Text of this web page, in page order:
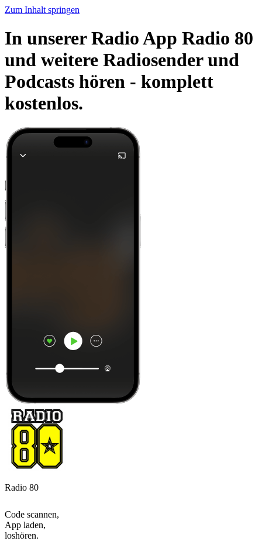
Zum Inhalt springen
In unserer Radio App Radio 80
und weitere Radiosender und
Podcasts hören - komplett
kostenlos.
Radio 80
Code scannen,
App laden,
loshören.